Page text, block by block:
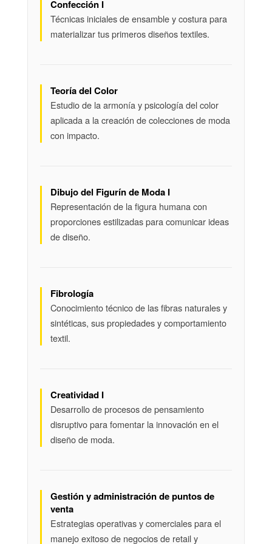
Confección I
Técnicas iniciales de ensamble y costura para
materializar tus primeros diseños textiles.
Teoría del Color
Estudio de la armonía y psicología del color
aplicada a la creación de colecciones de moda
con impacto.
Dibujo del Figurín de Moda I
Representación de la figura humana con
proporciones estilizadas para comunicar ideas
de diseño.
Fibrología
Conocimiento técnico de las fibras naturales y
sintéticas, sus propiedades y comportamiento
textil.
Creatividad I
Desarrollo de procesos de pensamiento
disruptivo para fomentar la innovación en el
diseño de moda.
Gestión y administración de puntos de
venta
Estrategias operativas y comerciales para el
manejo exitoso de negocios de retail y